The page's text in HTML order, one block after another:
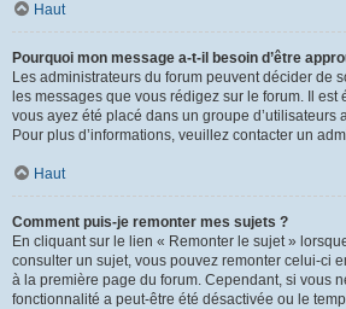
Haut
Pourquoi mon message a-t-il besoin d’être
Les administrateurs du forum peuvent décider de
les messages que vous rédigez sur le forum. Il est
vous ayez été placé dans un groupe d’utilisateurs
Pour plus d’informations, veuillez contacter un
Haut
Comment puis-je remonter mes sujets ?
En cliquant sur le lien « Remonter le sujet »
consulter un sujet, vous pouvez remonter celui-ci
à la première page du forum. Cependant, si vous
fonctionnalité a peut-être été désactivée ou le